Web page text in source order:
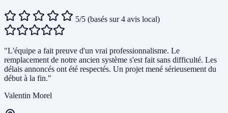
5/5 (basés sur 4 avis local)
"L'équipe a fait preuve d'un vrai professionnalisme. Le
remplacement de notre ancien système s'est fait sans difficulté. Les
délais annoncés ont été respectés. Un projet mené sérieusement du
début à la fin."
Valentin Morel